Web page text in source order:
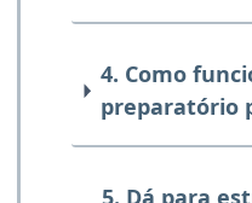
4. Como
preparatório
5. Dá para